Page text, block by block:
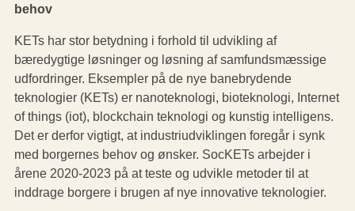
behov
KETs har stor betydning i forhold til udvikling af
bæredygtige løsninger og løsning af samfundsmæssige
udfordringer. Eksempler på de nye banebrydende
teknologier (KETs) er nanoteknologi, bioteknologi, Internet
of things (iot), blockchain teknologi og kunstig intelligens.
Det er derfor vigtigt, at industriudviklingen foregår i synk
med borgernes behov og ønsker. SocKETs arbejder i
årene 2020-2023 på at teste og udvikle metoder til at
inddrage borgere i brugen af nye innovative teknologier.